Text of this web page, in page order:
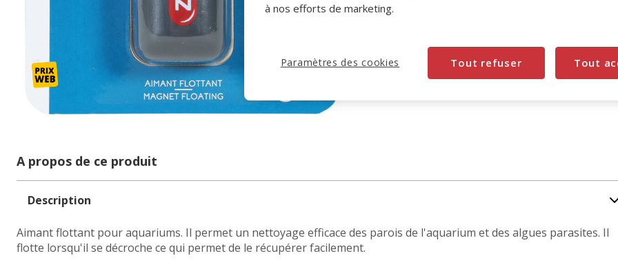
A propos de ce produit
Description
Aimant flottant pour aquariums. Il permet un nettoyage efficace des parois de l'aquarium et des algues parasites. Il
flotte lorsqu'il se décroche ce qui permet de le récupérer facilement.
à nos efforts de marketing.
Tout refuser Tout
Paramètres des cookies